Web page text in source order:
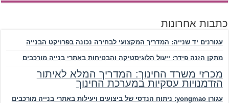
כתבות אחרונות
עגורנים יד שנייה: המדריך המקצועי לבחירה נכונה בפרויקט הבנייה
מתקן הזנה פידר: ייעול הלוגיסטיקה והבטיחות באתרי בנייה מורכבים
מכרזי משרד החינוך: המדריך המלא לאיתור
הזדמנויות עסקיות במערכת החינוך
עגורן yongmao: ניתוח הנדסי של ביצועים ויעילות באתרי בנייה מורכבים